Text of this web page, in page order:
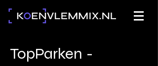
TopParken -